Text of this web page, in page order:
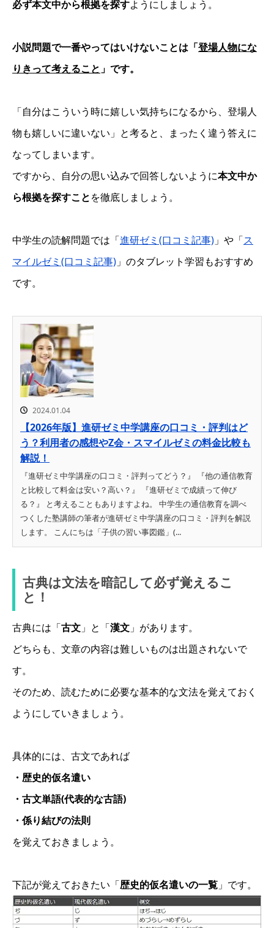
必ず本文中から根拠を探すようにしましょう。
小説問題で一番やってはいけないことは「登場人物にな
りきって考えること 」です。
「自分はこういう時に嬉しい気持ちになるから、登場人
物も嬉しいに違いない」と考ると、まったく違う答えに
なってしまいます。
ですから、自分の思い込みで回答しないように本文中か
ら根拠を探すことを徹底しましょう。
中学生の読解問題では「進研ゼミ(口コミ記事) 」や「ス
マイルゼミ(口コミ記事) 」のタブレット学習もおすすめ
です。
2024.01.04
【2026年版】進研ゼミ中学講座の口コミ・評判はど
う？利用者の感想やZ会・スマイルゼミの料金比較も
解説！
『進研ゼミ中学講座の口コミ・評判ってどう？』 『他の通信教育
と比較して料金は安い？高い？』 『進研ゼミで成績って伸び
る？』 と考えることもありますよね。 中学生の通信教育を調べ
つくした塾講師の筆者が進研ゼミ中学講座の口コミ・評判を解説
します。 こんにちは「子供の習い事図鑑」(...
古典は文法を暗記して必ず覚えるこ
と！
古典には「古文 」と「漢文 」があります。
どちらも、文章の内容は難しいものは出題されないで
す。
そのため、読むために必要な基本的な文法を覚えておく
ようにしていきましょう。
具体的には、古文であれば
・歴史的仮名遣い
・古文単語(代表的な古語)
・係り結びの法則
を覚えておきましょう。
下記が覚えておきたい「歴史的仮名遣いの一覧 」です。